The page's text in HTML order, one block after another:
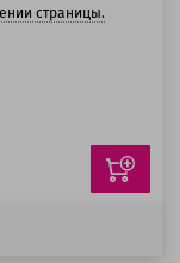
страницы.